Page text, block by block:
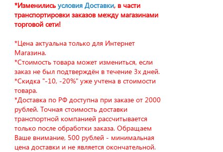
*Изменилисьусловия Доставки, в части
транспортировки заказов между магазинами
торговой сети!
*Цена актуальна только для Интернет
Магазина.
*Стоимость товара может измениться, если
заказ не был подтверждён в течение 3х дней.
*Скидка "-10, -20%" уже учтена в стоимости
товара.
*Доставка по РФ доступна при заказе от 2000
рублей. Точная стоимость доставки
транспортной компанией рассчитывается
только после обработки заказа. Обращаем
Ваше внимание, 500 рублей - минимальная
цена доставки и не является окончательной.